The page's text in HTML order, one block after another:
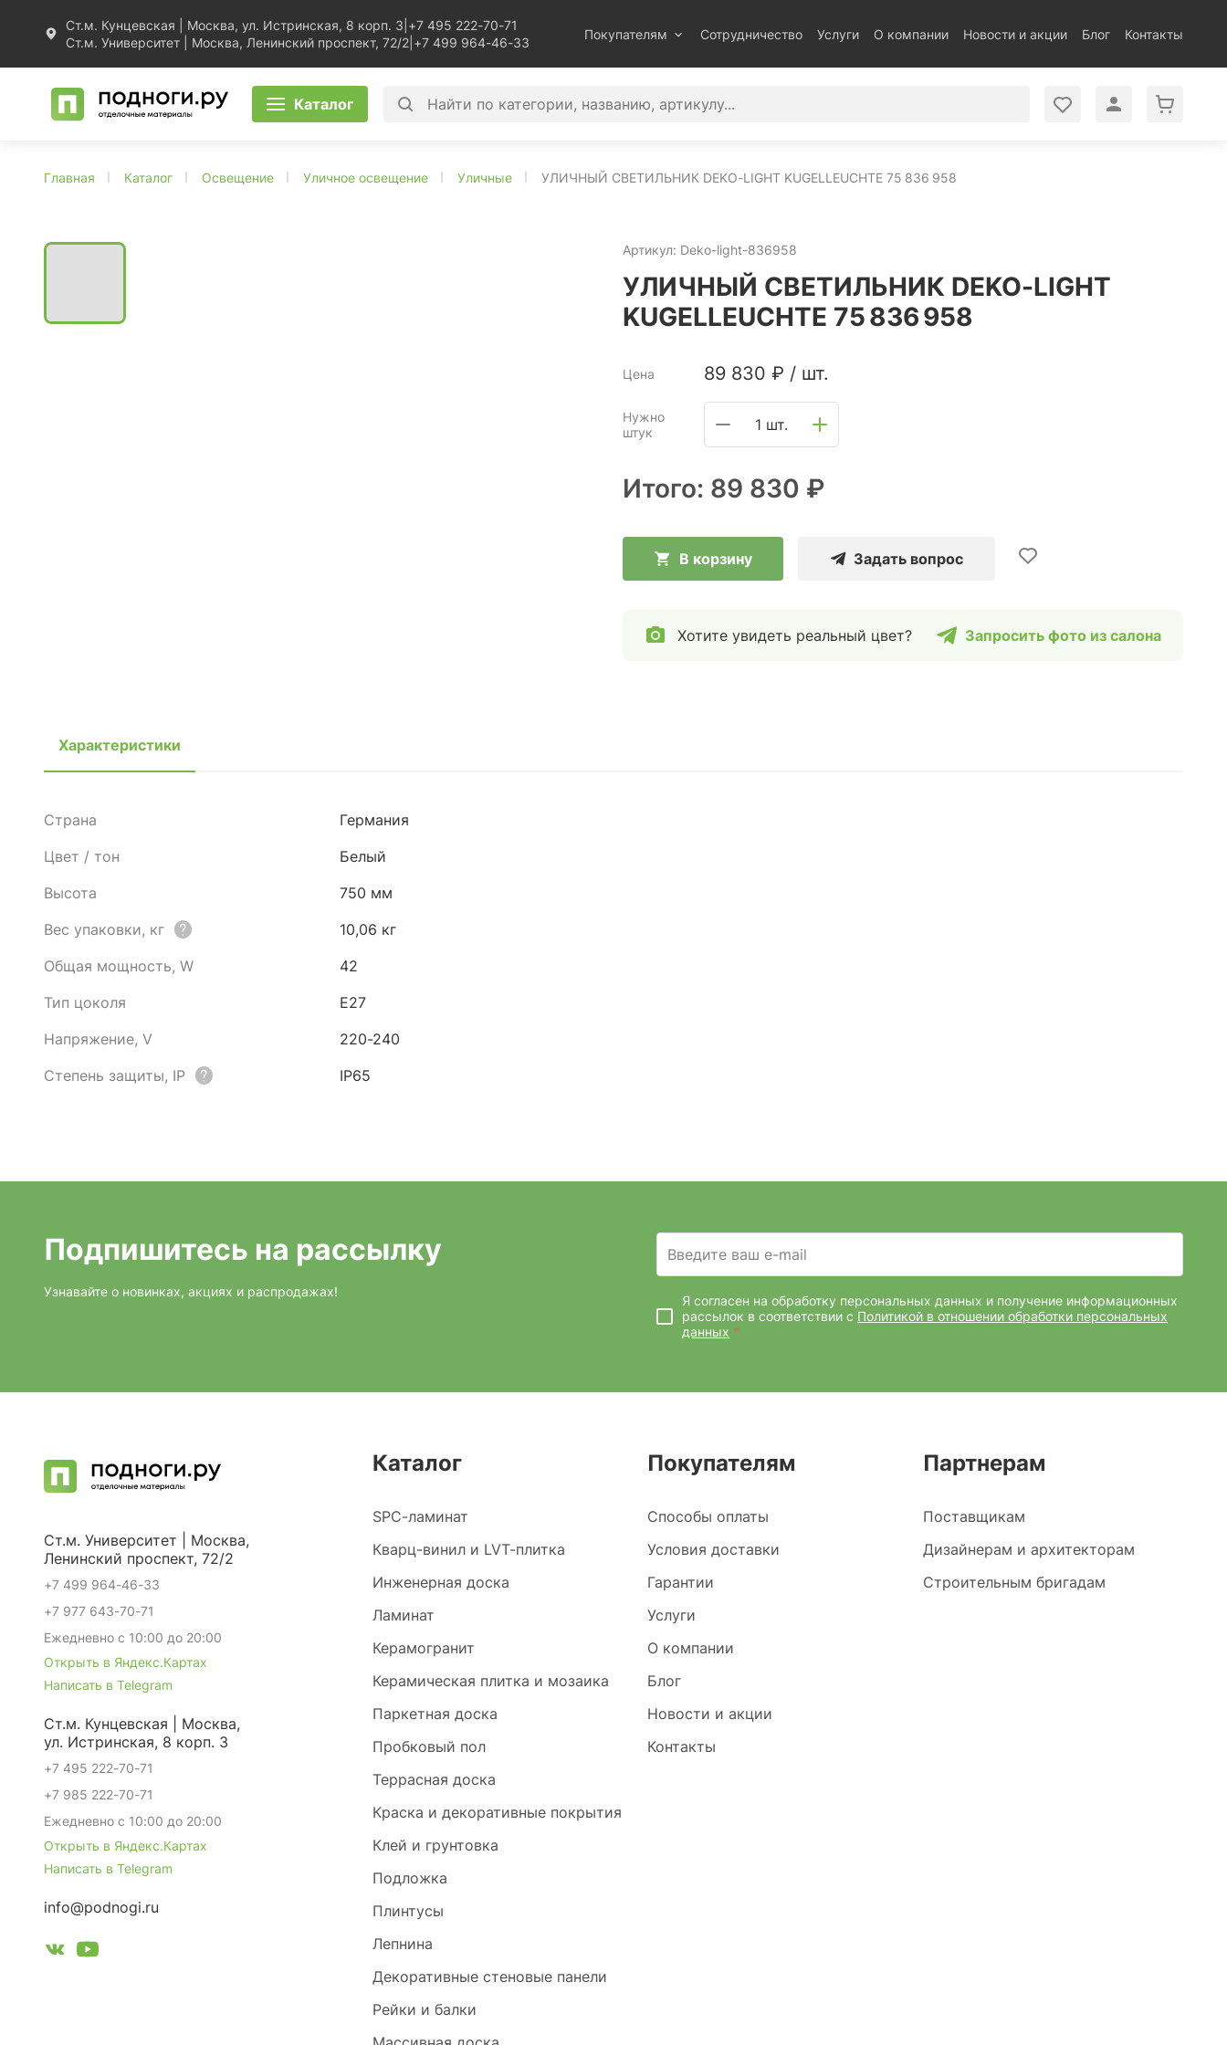
Ст.м. Кунцевская | Москва, ул. Истринская, 8 корп. 3 +7 495 222-70-71
Ст.м. Университет | Москва, Ленинский проспект, 72/2 +7 499 964-46-33
Покупателям Сотрудничество Услуги О компании Новости и акции Блог Контакты
Каталог
Главная Каталог Освещение Уличное освещение Уличные УЛИЧНЫЙ СВЕТИЛЬНИК DEKO-LIGHT KUGELLEUCHTE 75 836 958
Артикул: Deko-light-836958
УЛИЧНЫЙ СВЕТИЛЬНИК DEKO-LIGHT
KUGELLEUCHTE 75 836 958
Цена 89 830 ₽ / шт.
Нужно
штук
1 шт.
Итого: 89 830 ₽
В корзину Задать вопрос
Хотите увидеть реальный цвет? Запросить фото из салона
Характеристики
Страна
Германия
Цвет / тон
Белый
Высота
750 мм
Вес упаковки, кг
10,06 кг
Общая мощность, W
42
Тип цоколя
E27
Напряжение, V
220-240
Степень защиты, IP
IP65
Подпишитесь на рассылку
Узнавайте о новинках, акциях и распродажах!
Введите ваш e-mail
Я согласен на обработку персональных данных и получение информационных
рассылок в соответствии с Политикой в отношении обработки персональных
данных *
Каталог
SPC-ламинат
Кварц-винил и LVT-плитка
Инженерная доска
Ламинат
Керамогранит
Керамическая плитка и мозаика
Паркетная доска
Пробковый пол
Террасная доска
Краска и декоративные покрытия
Клей и грунтовка
Подложка
Плинтусы
Лепнина
Декоративные стеновые панели
Рейки и балки
Покупателям
Способы оплаты
Условия доставки
Гарантии
Услуги
О компании
Блог
Новости и акции
Контакты
Партнерам
Поставщикам
Дизайнерам и архитекторам
Строительным бригадам
Ст.м. Университет | Москва,
Ленинский проспект, 72/2
+7 499 964-46-33
+7 977 643-70-71
Ежедневно с 10:00 до 20:00
Открыть в Яндекс.Картах
Написать в Telegram
Ст.м. Кунцевская | Москва,
ул. Истринская, 8 корп. 3
+7 495 222-70-71
+7 985 222-70-71
Ежедневно с 10:00 до 20:00
Открыть в Яндекс.Картах
Написать в Telegram
info@podnogi.ru